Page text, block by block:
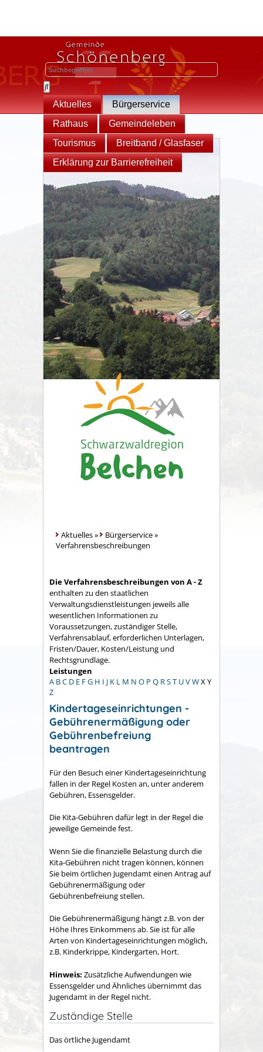
Aktuelles
Bürgerservice
Rathaus
Gemeindeleben
Tourismus
Breitband / Glasfaser
Erklärung zur Barrierefreiheit
Aktuelles» Bürgerservice»
Verfahrensbeschreibungen
Die Verfahrensbeschreibungen von A - Z
enthalten zu den staatlichen
Verwaltungsdienstleistungen jeweils alle
wesentlichen Informationen zu
Voraussetzungen, zuständiger Stelle,
Verfahrensablauf, erforderlichen Unterlagen,
Fristen/Dauer, Kosten/Leistung und
Rechtsgrundlage.
Leistungen
A BC D E FG H I J K L M N O P Q RST UVWX Y
Z
Kindertageseinrichtungen -
Gebührenermäßigung oder
Gebührenbefreiung
beantragen
Für den Besuch einer Kindertageseinrichtung
fallen in der Regel Kosten an, unter anderem
Gebühren, Essensgelder.
Die Kita-Gebühren dafür legt in der Regel die
jeweilige Gemeinde fest.
Wenn Sie die finanzielle Belastung durch die
Kita-Gebühren nicht tragen können, können
Sie beim örtlichen Jugendamt einen Antrag auf
Gebührenermäßigung oder
Gebührenbefreiung stellen.
Die Gebührenermäßigung hängt z.B. von der
Höhe Ihres Einkommens ab. Sie ist für alle
Arten von Kindertageseinrichtungen möglich,
z.B. Kinderkrippe, Kindergarten, Hort.
Hinweis: Zusätzliche Aufwendungen wie
Essensgelder und Ähnliches übernimmtdas
Jugendamt in der Regel nicht.
Zuständige Stelle
Das örtliche Jugendamt